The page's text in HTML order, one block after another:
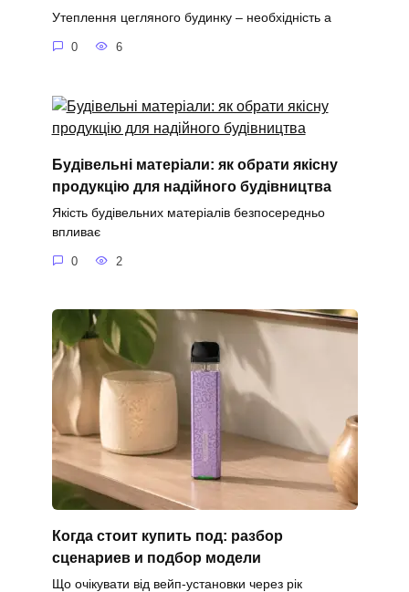
Утеплення цегляного будинку – необхідність а
0 6
Будівельні матеріали: як обрати якісну
продукцію для надійного будівництва
Якість будівельних матеріалів безпосередньо
впливає
0 2
Когда стоит купить под: разбор
сценариев и подбор модели
Що очікувати від вейп-установки через рік